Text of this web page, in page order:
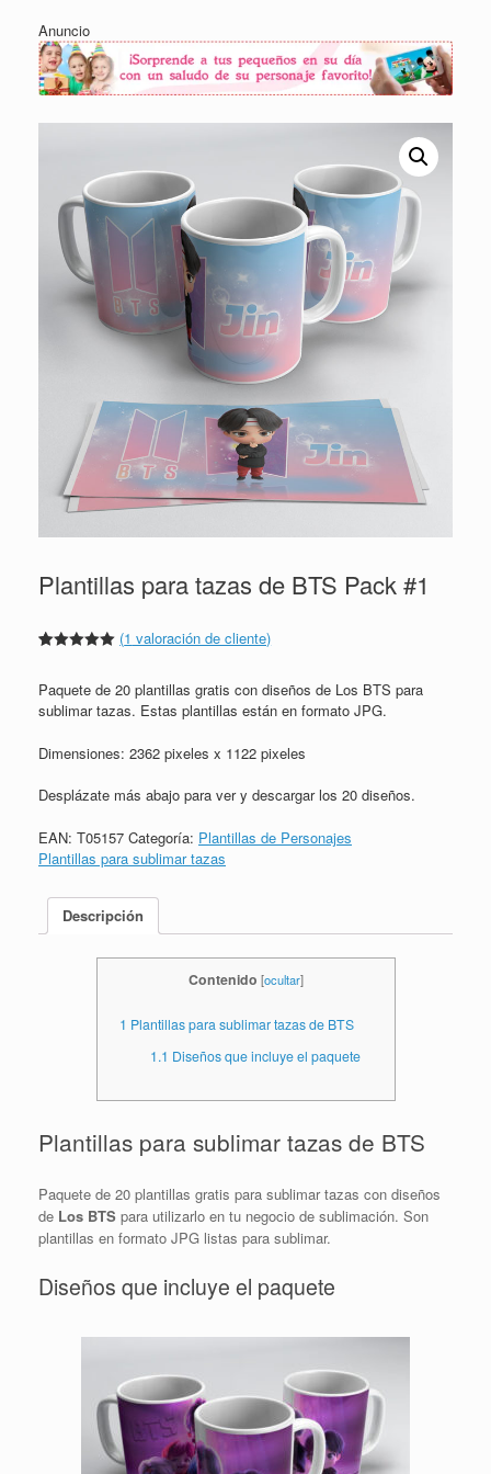
Anuncio
Plantillas para tazas de BTS Pack #1
5 basado
puntuación
(1 valoración de cliente)
Paquete de 20 plantillas gratis con diseños de Los BTS para
sublimar tazas. Estas plantillas están en formato JPG.
Dimensiones: 2362 pixeles x 1122 pixeles
Desplázate más abajo para ver y descargar los 20 diseños.
EAN: T05157 Categoría: Plantillas de Personajes
Plantillas para sublimar tazas
Descripción
Contenido [ocultar]
1 Plantillas para sublimar tazas de BTS
1.1 Diseños que incluye el paquete
Plantillas para sublimar tazas de BTS
Paquete de 20 plantillas gratis para sublimar tazas con diseños
de Los BTS para utilizarlo en tu negocio de sublimación. Son
plantillas en formato JPG listas para sublimar.
Diseños que incluye el paquete